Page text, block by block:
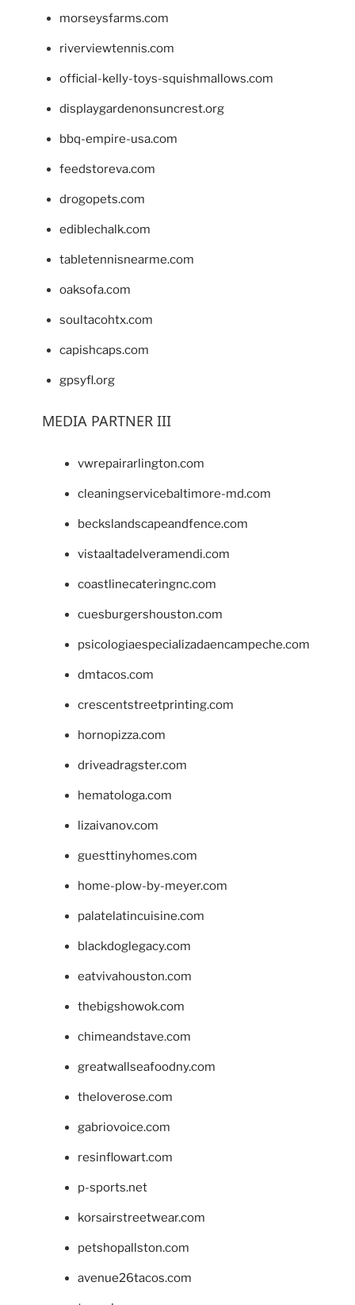
morseysfarms.com
riverviewtennis.com
official-kelly-toys-squishmallows.com
displaygardenonsuncrest.org
bbq-empire-usa.com
feedstoreva.com
drogopets.com
ediblechalk.com
tabletennisnearme.com
oaksofa.com
soultacohtx.com
capishcaps.com
gpsyfl.org
MEDIA PARTNER III
vwrepairarlington.com
cleaningservicebaltimore-md.com
beckslandscapeandfence.com
vistaaltadelveramendi.com
coastlinecateringnc.com
cuesburgershouston.com
psicologiaespecializadaencampeche.com
dmtacos.com
crescentstreetprinting.com
hornopizza.com
driveadragster.com
hematologa.com
lizaivanov.com
guesttinyhomes.com
home-plow-by-meyer.com
palatelatincuisine.com
blackdoglegacy.com
eatvivahouston.com
thebigshowok.com
chimeandstave.com
greatwallseafoodny.com
theloverose.com
gabriovoice.com
resinflowart.com
p-sports.net
korsairstreetwear.com
petshopallston.com
avenue26tacos.com